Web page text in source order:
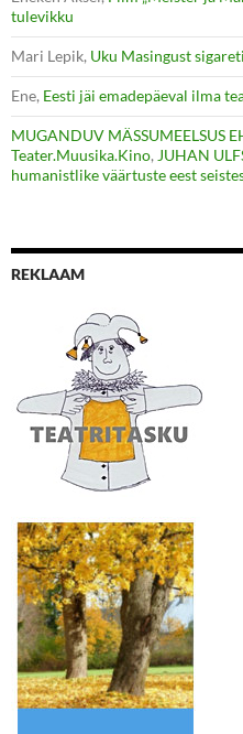
tulevikku
Mari Lepik, Uku Masingust
Ene, Eesti jäi emadepäeval ilma
MUGANDUV MÄSSUMEELSUS
Teater.Muusika.Kino, JUHAN
humanistlike väärtuste eest
REKLAAM